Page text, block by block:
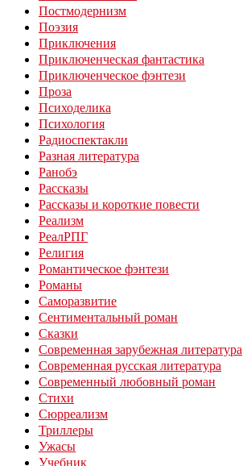
Постмодернизм
Поэзия
Приключения
Приключенческая фантастика
Приключенческое фэнтези
Проза
Психоделика
Психология
Радиоспектакли
Разная литература
Ранобэ
Рассказы
Рассказы и короткие повести
Реализм
РеалРПГ
Религия
Романтическое фэнтези
Романы
Саморазвитие
Сентиментальный роман
Сказки
Современная зарубежная литература
Современная русская литература
Современный любовный роман
Стихи
Сюрреализм
Триллеры
Ужасы
Учебник